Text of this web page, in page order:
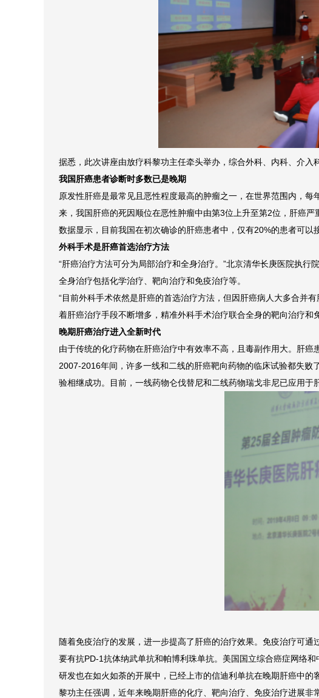
据悉，此次讲座由放疗科黎功主任牵头举办，综合外科、内科、介
我国肝癌患者诊断时多数已是晚期
原发性肝癌是最常见且恶性程度最高的肿瘤之一，在世界范围内，
来，我国肝癌的死因顺位在恶性肿瘤中由第3位上升至第2位，肝癌严
数据显示，目前我国在初次确诊的肝癌患者中，仅有20%的患者可以
外科手术是肝癌首选治疗方法
“肝癌治疗方法可分为局部治疗和全身治疗。”北京清华长庚医院执
全身治疗包括化学治疗、靶向治疗和免疫治疗等。
“目前外科手术依然是肝癌的首选治疗方法，但因肝癌病人大多合并
着肝癌治疗手段不断增多，精准外科手术治疗联合全身的靶向治疗和
晚期肝癌治疗进入全新时代
由于传统的化疗药物在肝癌治疗中有效率不高，且毒副作用大。肝
2007-2016年间，许多一线和二线的肝癌靶向药物的临床试验都失
验相继成功。目前，一线药物仑伐替尼和二线药物瑞戈非尼已应用于
随着免疫治疗的发展，进一步提高了肝癌的治疗效果。免疫治疗可
要有抗PD-1抗体纳武单抗和帕博利珠单抗。美国国立综合癌症网络
研发也在如火如荼的开展中，已经上市的信迪利单抗在晚期肝癌中的
黎功主任强调，近年来晚期肝癌的化疗、靶向治疗、免疫治疗进展非